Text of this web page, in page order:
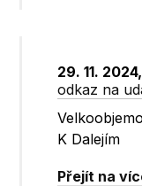
29. 11.
odkaz na
K Dalejím
Přejít na